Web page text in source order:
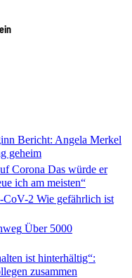
Bericht: Angela Merkel
geheim
Corona Das würde er
ich am meisten“
CoV-2 Wie gefährlich ist
Über 5000
ist hinterhältig“:
zusammen